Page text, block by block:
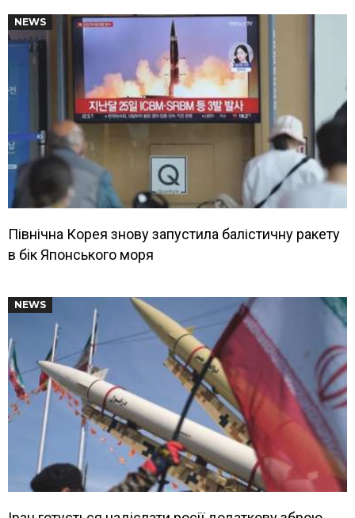
NEWS
Північна Корея знову запустила балістичну ракету
в бік Японського моря
NEWS